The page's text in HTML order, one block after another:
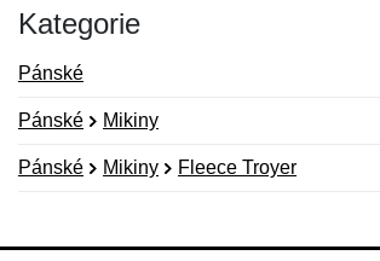
Kategorie
Pánské
Pánské Mikiny
Pánské Mikiny Fleece Troyer